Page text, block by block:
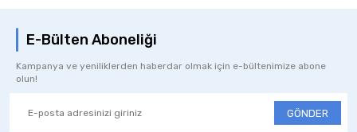
E-Bülten Aboneliği
Kampanya ve yeniliklerden haberdar olmak için e-bültenimize abone
olun!
GÖNDER